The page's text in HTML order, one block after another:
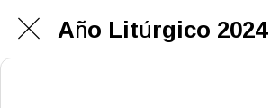
Año Litúrgico 2024